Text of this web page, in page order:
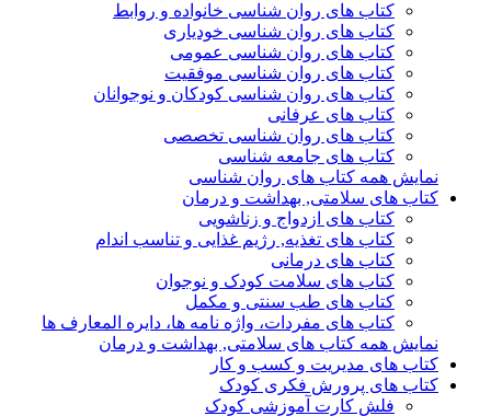
کتاب های روان شناسی خانواده و روابط
کتاب های روان شناسی خودیاری
کتاب های روان شناسی عمومی
کتاب های روان شناسی موفقیت
کتاب های روان شناسی کودکان و نوجوانان
کتاب های عرفانی
کتاب های روان شناسی تخصصی
کتاب های جامعه شناسی
نمایش همه کتاب های روان شناسی
کتاب های سلامتی, بهداشت و درمان
کتاب های ازدواج و زناشویی
کتاب های تغذیه, رژیم غذایی و تناسب اندام
کتاب های درمانی
کتاب های سلامت کودک و نوجوان
کتاب های طب سنتی و مکمل
کتاب های مفردات، واژه نامه ها، دایره المعارف ها
نمایش همه کتاب های سلامتی, بهداشت و درمان
کتاب های مدیریت و کسب و کار
کتاب های پرورش فکری کودک
فلش کارت آموزشی کودک